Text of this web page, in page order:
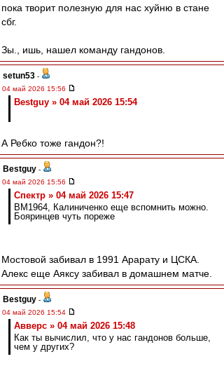
пока творит полезную для нас хуйню в стане
сбг.
Зы., ишь, нашел команду гандонов.
setun53 -
04 май 2026 15:56
Bestguy » 04 май 2026 15:54
А Ребко тоже гандон?!
Bestguy -
04 май 2026 15:56
Спектр » 04 май 2026 15:47
BM1964, Калиниченко еще вспомнить можно.
Бояринцев чуть пореже
Мостовой забивал в 1991 Арарату и ЦСКА.
Алекс еще Аяксу забивал в домашнем матче.
Bestguy -
04 май 2026 15:54
Авверс » 04 май 2026 15:48
Как ты вычислил, что у нас гандонов больше,
чем у других?